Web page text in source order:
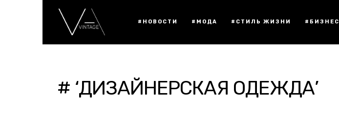
#НОВОСТИ #МОДА #СТИЛЬ ЖИЗНИ #БИЗНЕС
# ‘ДИЗАЙНЕРСКАЯ ОДЕЖДА’